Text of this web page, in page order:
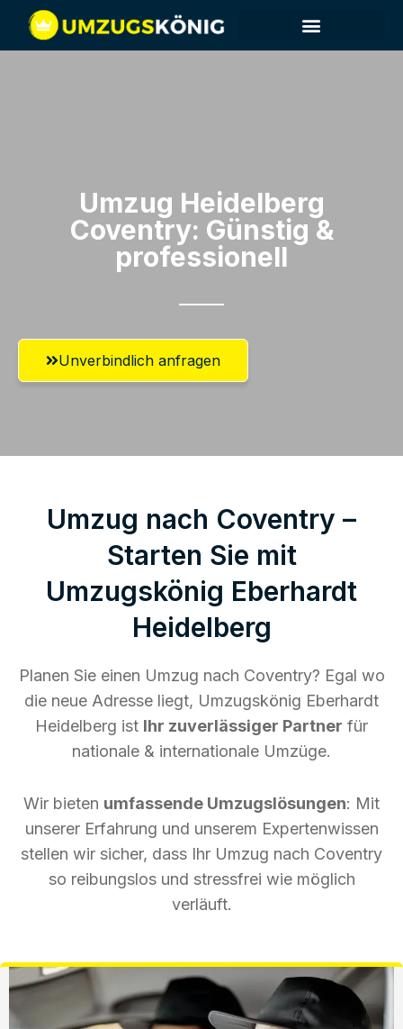
Umzug Heidelberg​
Coventry: Günstig &
professionell​
Unverbindlich anfragen
Umzug nach Coventry –
Starten Sie mit
Umzugskönig Eberhardt
Heidelberg
Planen Sie einen Umzug nach Coventry? Egal wo
die neue Adresse liegt, Umzugskönig Eberhardt
Heidelberg ist Ihr zuverlässiger Partner für
nationale & internationale Umzüge.
Wir bieten umfassende Umzugslösungen: Mit
unserer Erfahrung und unserem Expertenwissen
stellen wir sicher, dass Ihr Umzug nach Coventry
so reibungslos und stressfrei wie möglich
verläuft.